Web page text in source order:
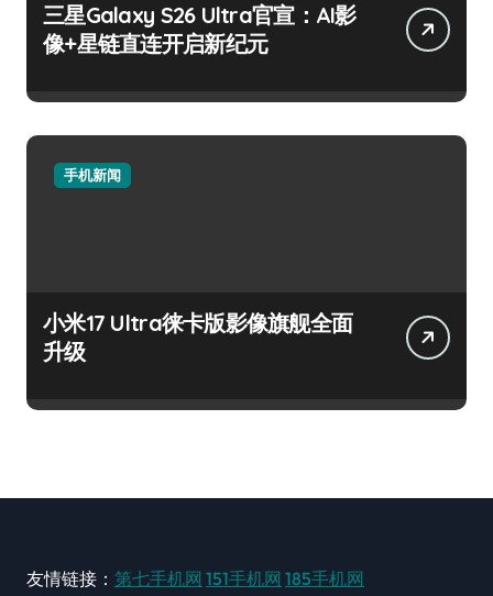
三星Galaxy S26 Ultra官宣：AI影
像+星链直连开启新纪元
手机新闻
小米17 Ultra徕卡版影像旗舰全面
升级
友情链接： 第七手机网 151手机网 185手机网